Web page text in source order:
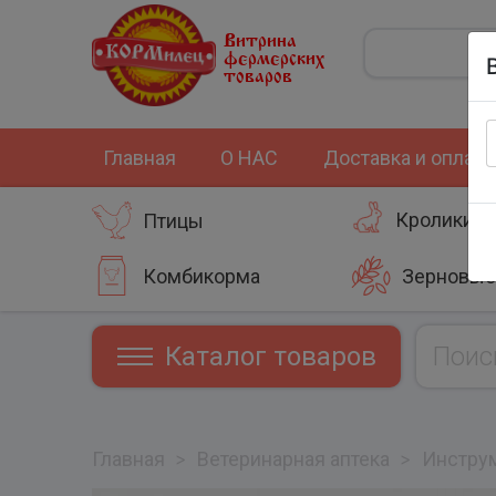
Витрина
фермерских
товаров
Главная О НАС Доставка и оплата
Птицы Кролики
Комбикорма Зерновые
Каталог товаров